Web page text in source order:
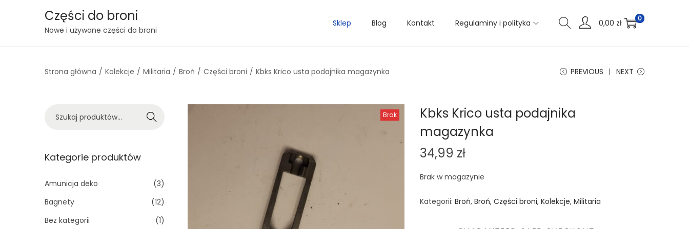
S
p
i
a
t
i
S
p
t
n
t
Części do broni
Nowe i używane części do broni
Sklep Blog Kontakt Regulaminy i polityka 0,00 zł 0
Strona główna / Kolekcje / Militaria / Broń / Części broni / Kbks Krico usta podajnika magazynka PREVIOUS NEXT
Brak
Kbks Krico usta podajnika
magazynka
34,99 zł
Brak w magazynie
Kategorii: Broń, Broń, Części broni, Kolekcje, Militaria
k
j
:
Szukaj
Kategorie produktów
Amunicja deko
(3)
Bagnety
(12)
Bez kategorii
(1)